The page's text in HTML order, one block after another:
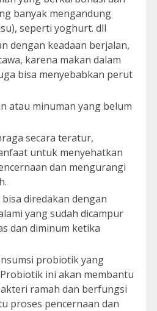
banyak mengandung
seperti yoghurt. dll
dengan keadaan berjalan,
karena makan dalam
bisa menyebabkan perut
atau minuman yang belum
secara teratur,
untuk menyehatkan
dan mengurangi
diredakan dengan
yang sudah dicampur
dan diminum ketika
probiotik yang
ini akan membantu
ramah dan berfungsi
proses pencernaan dan